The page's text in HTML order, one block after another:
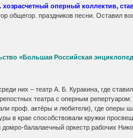
оперный коллектив,
общегор. праздников песни. Оставил
«Большая Российская
них – те­атр А. Б. Ку­ра­ки­на, где
те­ат­ра с опер­ным
проф. ак­тё­ры и лю­би­те­ли), где опе­ры
в крае спо­соб­ст­во­ва­ли круж­ки
ба­ла­ла­еч­ный ор­кестр ра­бо­чих